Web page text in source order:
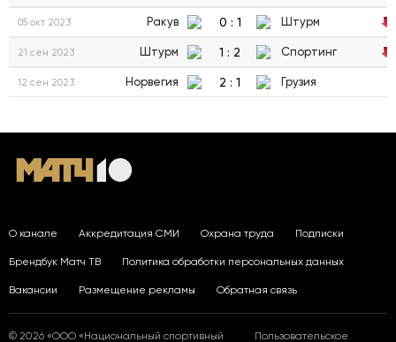
05 окт 2023 Ракув 0 : 1 Штурм
21 сен 2023 Штурм 1 : 2 Спортинг
12 сен 2023 Норвегия 2 : 1 Грузия
О канале Аккредитация СМИ Охрана труда Подписки
Брендбук Матч ТВ Политика обработки персональных данных
Вакансии Размещение рекламы Обратная связь
© 2026 «ООО «Национальный спортивный Пользовательское